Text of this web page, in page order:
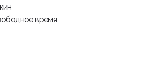
время